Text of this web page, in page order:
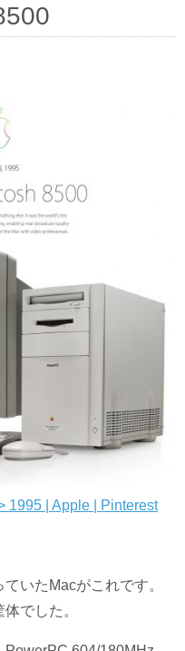
1995 | Apple | Pinterest
いたMacがこれです。
でした。